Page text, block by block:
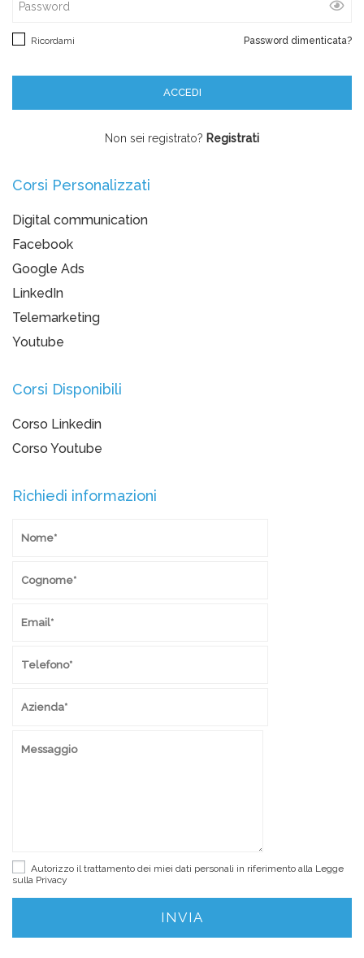
Password dimenticata?
Ricordami
Non sei registrato? Registrati
Corsi Personalizzati
Digital communication
Facebook
Google Ads
LinkedIn
Telemarketing
Youtube
Corsi Disponibili
Corso Linkedin
Corso Youtube
Richiedi informazioni
Autorizzo il trattamento dei miei dati personali in riferimento alla Legge
sulla Privacy